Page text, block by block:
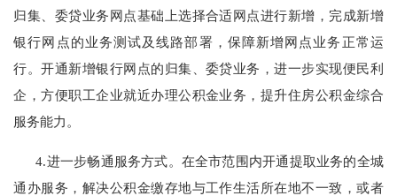
归集、委贷业务网点基础上选择合适网点进行新增，完成新增
银行网点的业务测试及线路部署，保障新增网点业务正常运
行。开通新增银行网点的归集、委贷业务，进一步实现便民利
企，方便职工企业就近办理公积金业务，提升住房公积金综合
服务能力。
4.进一步畅通服务方式。在全市范围内开通提取业务的全城
通办服务，解决公积金缴存地与工作生活所在地不一致，或者